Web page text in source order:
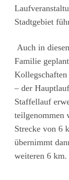
Stadtgebiet
Auch in
Familie
– der
Staffellauf
teilgenommen
Strecke von 6
übernimmt
weiteren 6 km.